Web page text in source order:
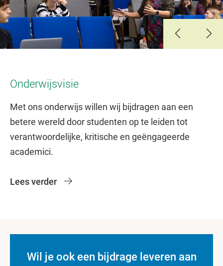
Onderwijsvisie
Met ons onderwijs willen wij bijdragen aan een
betere wereld door studenten op te leiden tot
verantwoordelijke, kritische en geëngageerde
academici.
Lees verder
Wil je ook een bijdrage leveren aan